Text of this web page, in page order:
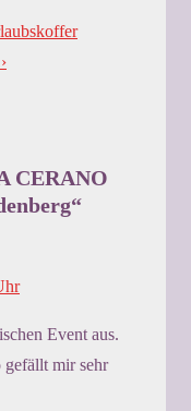
CERANO
“
Event aus.
mir sehr